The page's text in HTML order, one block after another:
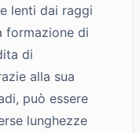
lenti dai raggi
formazione di
di
alla sua
può essere
lunghezze